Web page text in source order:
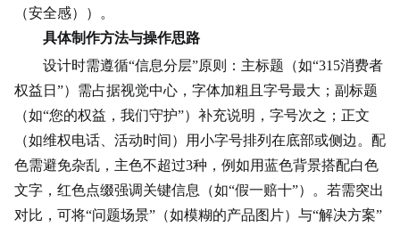
（安全感））。
具体制作方法与操作思路
设计时需遵循“信息分层”原则：主标题（如“315消费者
权益日”）需占据视觉中心，字体加粗且字号最大；副标题
（如“您的权益，我们守护”）补充说明，字号次之；正文
（如维权电话、活动时间）用小字号排列在底部或侧边。配
色需避免杂乱，主色不超过3种，例如用蓝色背景搭配白色
文字，红色点缀强调关键信息（如“假一赔十”）。若需突出
对比，可将“问题场景”（如模糊的产品图片）与“解决方案”